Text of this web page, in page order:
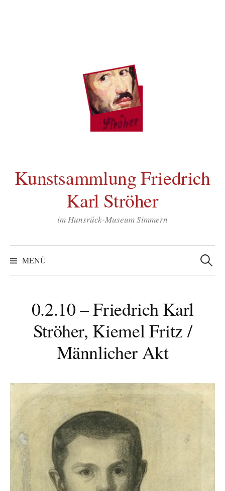
Kunstsammlung Friedrich
Karl Ströher
im Hunsrück-Museum Simmern
MENÜ
Suchen
nach:
0.2.10 – Friedrich Karl
Ströher, Kiemel Fritz /
Männlicher Akt